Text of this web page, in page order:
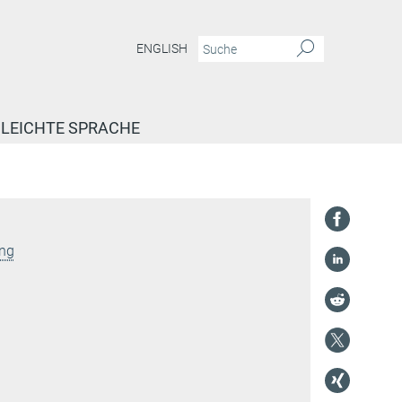
ENGLISH
LEICHTE SPRACHE